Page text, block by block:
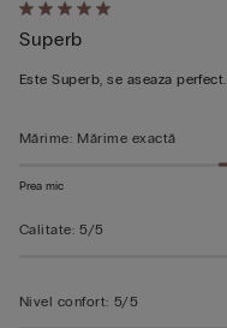
Evaluat
5
din
Superb
Este Superb, se aseaza perfect.
Mărime: Mărime exactă
Prea mic
Calitate: 5/5
Nivel confort: 5/5